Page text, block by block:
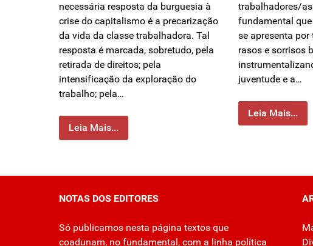
necessária resposta da burguesia à
crise do capitalismo é a precarização
da vida da classe trabalhadora. Tal
resposta é marcada, sobretudo, pela
retirada de direitos; pela
intensificação da exploração do
trabalho; pela…
Leia Mais...
trabalhadores/
fundamental
se apresenta
rasos e sorrisos
juventude e a…
Leia Mais...
NOTAS DOS EDITORES
Só publicamos nesta página textos que
coadunam, no fundamental, com a linha política